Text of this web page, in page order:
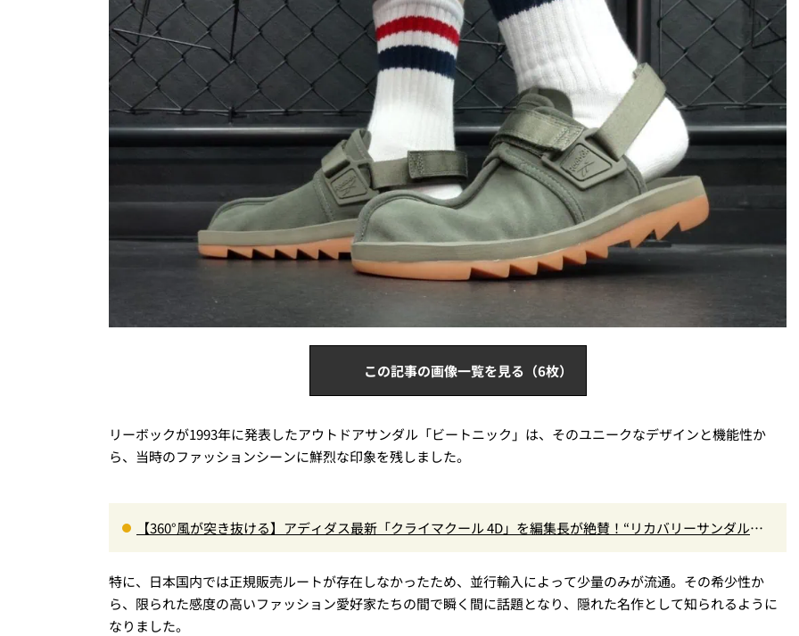
この記事の画像一覧を見る（6枚）
リーボックが1993年に発表したアウトドアサンダル「ビートニック」は、そのユニークなデザインと機能性か
ら、当時のファッションシーンに鮮烈な印象を残しました。
【360°風が突き抜ける】アディダス最新「クライマクール 4D」を編集長が絶賛！“リカバリーサンダル級
特に、日本国内では正規販売ルートが存在しなかったため、並行輸入によって少量のみが流通。その希少性か
ら、限られた感度の高いファッション愛好家たちの間で瞬く間に話題となり、隠れた名作として知られるように
なりました。